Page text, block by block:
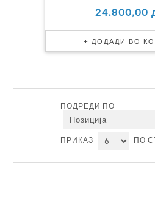
24.800,00
ПОДРЕДИ ПО
ПРИКАЗ ПО